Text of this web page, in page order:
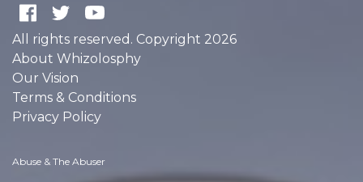
All rights reserved. Copyright 2026
About Whizolosphy
Our Vision
Terms & Conditions
Privacy Policy
Abuse & The Abuser